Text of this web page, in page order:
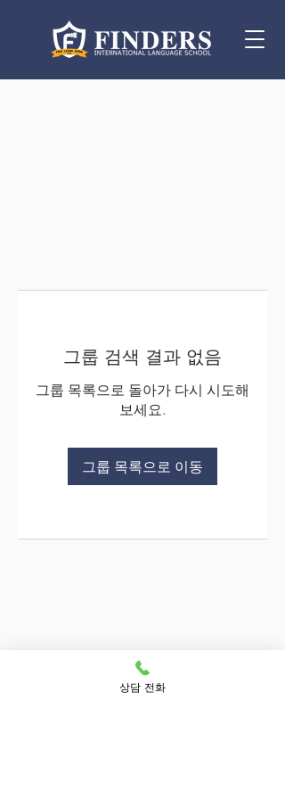
그룹 검색 결과 없음
그룹 목록으로 돌아가 다시 시도해
보세요.
그룹 목록으로 이동
상담 전화